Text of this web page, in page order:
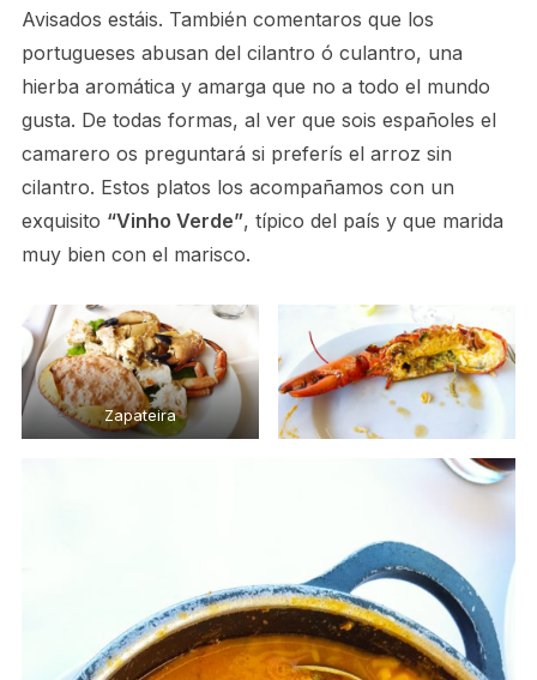
Avisados estáis. También comentaros que los
portugueses abusan del cilantro ó culantro, una
hierba aromática y amarga que no a todo el mundo
gusta. De todas formas, al ver que sois españoles el
camarero os preguntará si preferís el arroz sin
cilantro. Estos platos los acompañamos con un
exquisito “Vinho Verde”, típico del país y que marida
muy bien con el marisco.
Zapateira